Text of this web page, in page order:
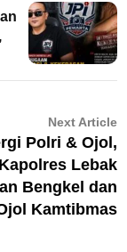
Next Article
Polri & Ojol,
Kapolres Lebak
Bengkel dan
Kamtibmas